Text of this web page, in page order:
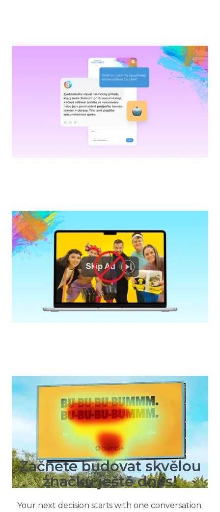
Seznamte se s Behavio Insights – s vaším
osobním seniorním markeťákem
KAMPANĚ
Reklama, kterou diváci nepřeskočí: 3
klíčové principy z našeho testování
Jak vytvořit kampaň, která na sebe
zaručeně strhne pozornost
Začněte budovat skvělou
značku ještě dnes!
Your next decision starts with one conversation.